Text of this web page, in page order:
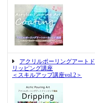
アクリルポーリングアートド
リッピング講座
＜スキルアップ講座vol.2＞